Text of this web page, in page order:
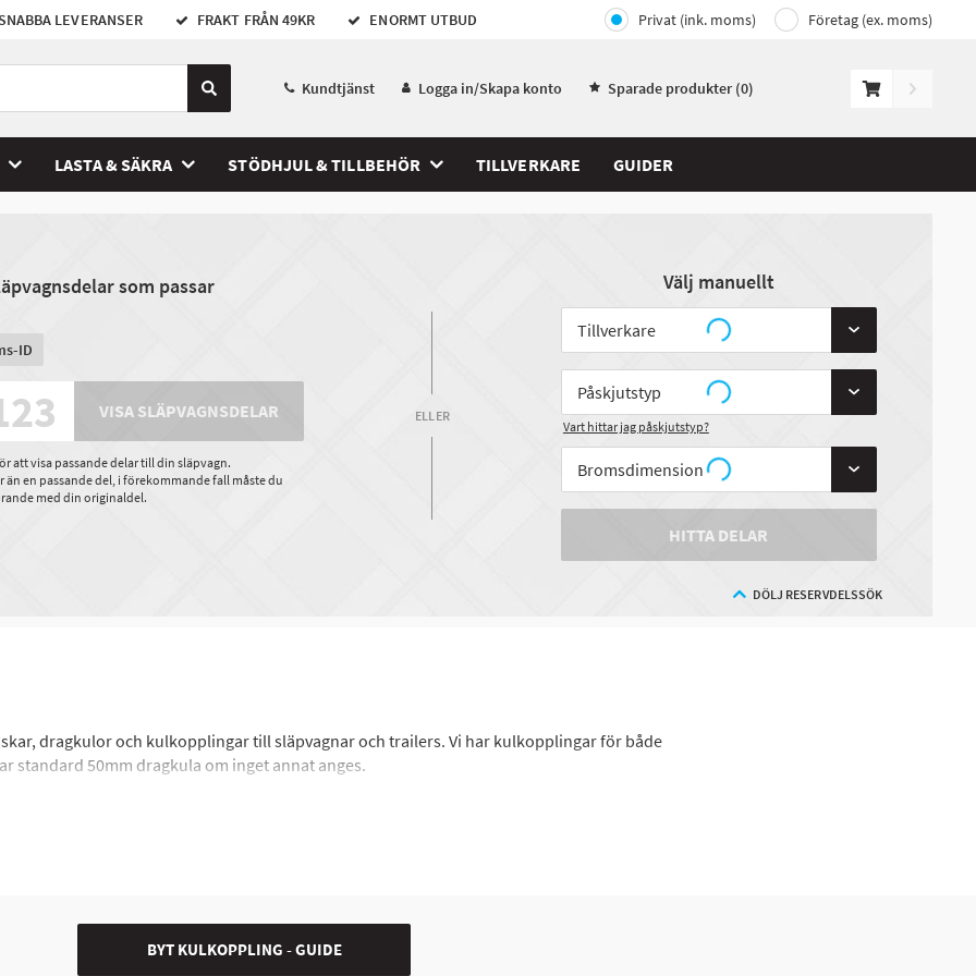
SNABBA LEVERANSER FRAKT FRÅN 49KR ENORMT UTBUD Privat (ink. moms) Företag (ex. moms)
Kundtjänst Logga in/Skapa konto Sparade produkter (0)
LASTA & SÄKRA STÖDHJUL & TILLBEHÖR TILLVERKARE GUIDER
som passar
ID
VISA SLÄPVAGNSDELAR
att visa passande delar till din släpvagn.
än en passande del, i förekommande fall måste du
med din originaldel.
ELLER
Välj manuellt
Vart hittar jag påskjutstyp?
HITTA DELAR
DÖLJ RESERVDELSSÖK
dragkulor och kulkopplingar till släpvagnar och trailers. Vi har kulkopplingar för både
standard 50mm dragkula om inget annat anges.
BYT KULKOPPLING - GUIDE